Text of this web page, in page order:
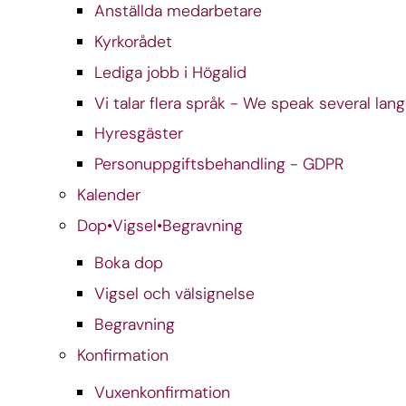
Anställda medarbetare
Kyrkorådet
Lediga jobb i Högalid
Vi talar flera språk - We speak several
Hyresgäster
Personuppgiftsbehandling - GDPR
Kalender
Dop•Vigsel•Begravning
Boka dop
Vigsel och välsignelse
Begravning
Konfirmation
Vuxenkonfirmation